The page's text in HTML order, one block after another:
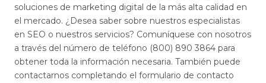
soluciones de marketing digital de la más alta calidad en
el mercado. ¿Desea saber sobre nuestros especialistas
en SEO o nuestros servicios? Comuníquese con nosotros
a través del número de teléfono (800) 890 3864 para
obtener toda la información necesaria. También puede
contactarnos completando el formulario de contacto